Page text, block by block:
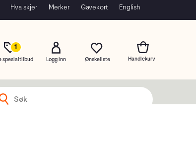
Hva skjer Merker Gavekort English
1
spesialtilbud Logg inn